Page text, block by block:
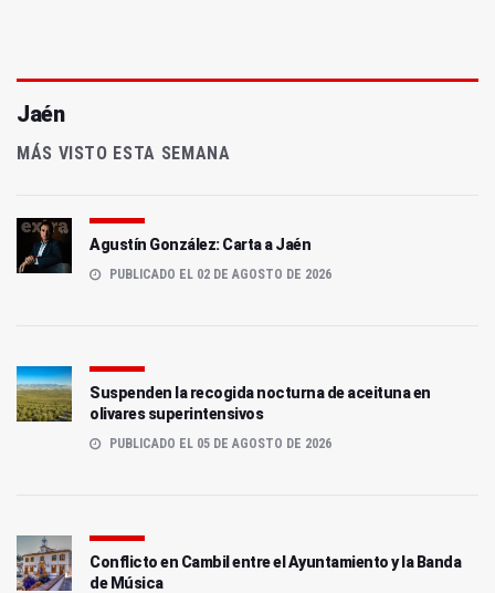
Jaén
MÁS VISTO ESTA SEMANA
Agustín González: Carta a Jaén
PUBLICADO EL 02 DE AGOSTO DE 2026
Suspenden la recogida nocturna de aceituna en
olivares superintensivos
PUBLICADO EL 05 DE AGOSTO DE 2026
Conflicto en Cambil entre el Ayuntamiento y la Banda
de Música